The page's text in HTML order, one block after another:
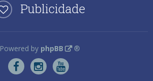
Publicidade
Powered by phpBB ®